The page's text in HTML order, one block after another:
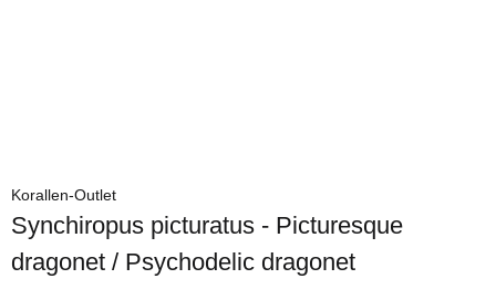
Korallen-Outlet
Synchiropus picturatus - Picturesque
dragonet / Psychodelic dragonet